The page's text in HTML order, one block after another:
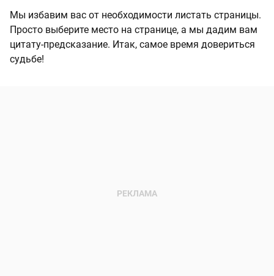
Мы избавим вас от необходимости листать страницы.
Просто выберите место на странице, а мы дадим вам
цитату-предсказание. Итак, самое время довериться
судьбе!